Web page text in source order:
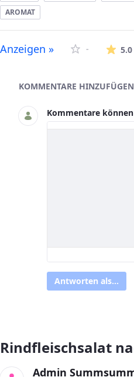
AROMAT
Anzeigen » - 5.0
Asset-Herausgeber
KOMMENTARE HINZUFÜGEN
Kommentare
Antworten als...
Rindfleischsalat
Admin